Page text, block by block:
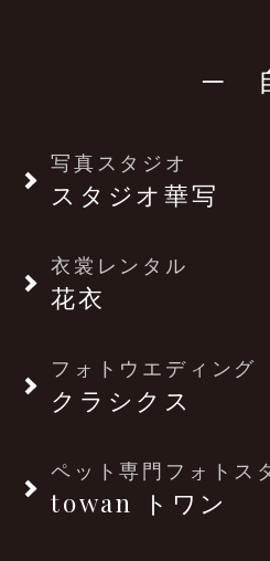
─
写真スタジオ
スタジオ華写
衣裳レンタル
花衣
フォトウエディング
クラシクス
ペット専門フォトス
towan トワン